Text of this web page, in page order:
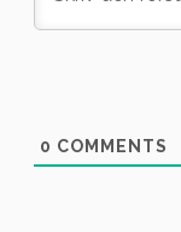
0 COMMENTS